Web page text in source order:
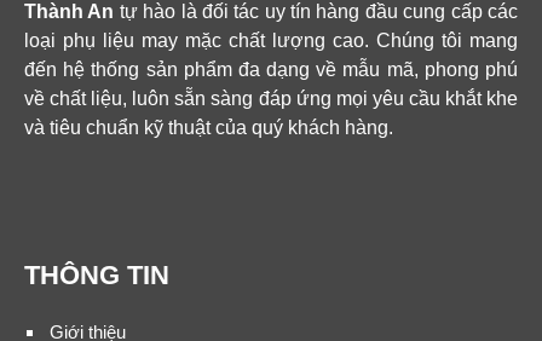
Thành An tự hào là đối tác uy tín hàng đầu cung cấp các
loại phụ liệu may mặc chất lượng cao. Chúng tôi mang
đến hệ thống sản phẩm đa dạng về mẫu mã, phong phú
về chất liệu, luôn sẵn sàng đáp ứng mọi yêu cầu khắt khe
và tiêu chuẩn kỹ thuật của quý khách hàng.
THÔNG TIN
Giới thiệu